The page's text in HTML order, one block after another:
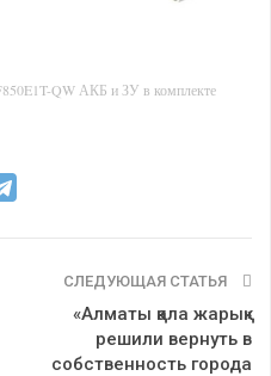
QW АКБ и ЗУ в комплекте
СЛЕДУЮЩАЯ СТАТЬЯ
«Алматы қала жарық»
решили вернуть в
собственность города